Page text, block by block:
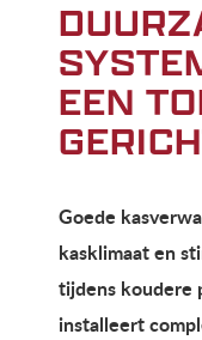
EEN
Goede
kasklimaat en
tijdens koudere
installeert